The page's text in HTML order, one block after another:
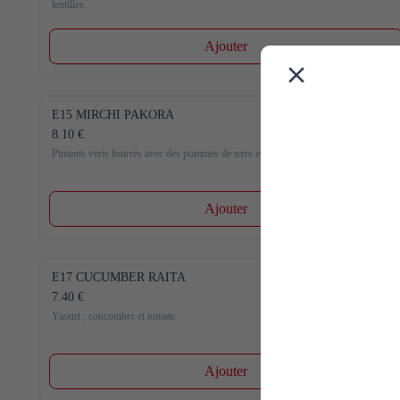
lentilles
Ajouter
E15 MIRCHI PAKORA
8.10 €
Piments verts fourrés avec des pommes de terre et des épices
Ajouter
E17 CUCUMBER RAITA
7.40 €
Yaourt , concombre et tomate
Ajouter